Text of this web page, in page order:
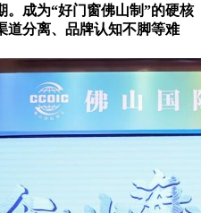
。成为“好门窗佛山制”的硬核
道分离、品牌认知不脚等难